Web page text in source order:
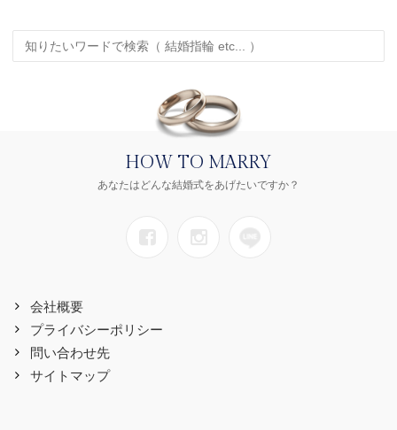
HOW TO MARRY
あなたはどんな結婚式をあげたいですか？
会社概要
プライバシーポリシー
問い合わせ先
サイトマップ